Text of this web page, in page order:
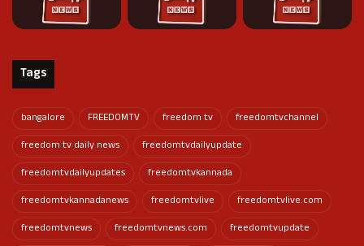
Tags
bangalore FREEDOMTV freedom tv
freedomtvchannel
freedom tv daily news
freedomtvdailyupdate
freedomtvdailyupdates
freedomtvkannada
freedomtvkannadanews
freedomtvlive
freedomtvlive.com
freedomtvnews
freedomtvnews.com
freedomtvupdate